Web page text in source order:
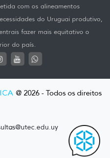
com os alineamentos
do Uruguai produtivo,
fazer mais equitativo o
do país.
@ 2026 - Todos os direitos